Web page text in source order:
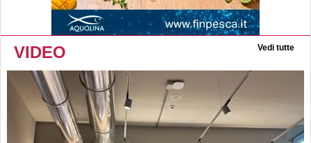
VIDEO Vedi tutte